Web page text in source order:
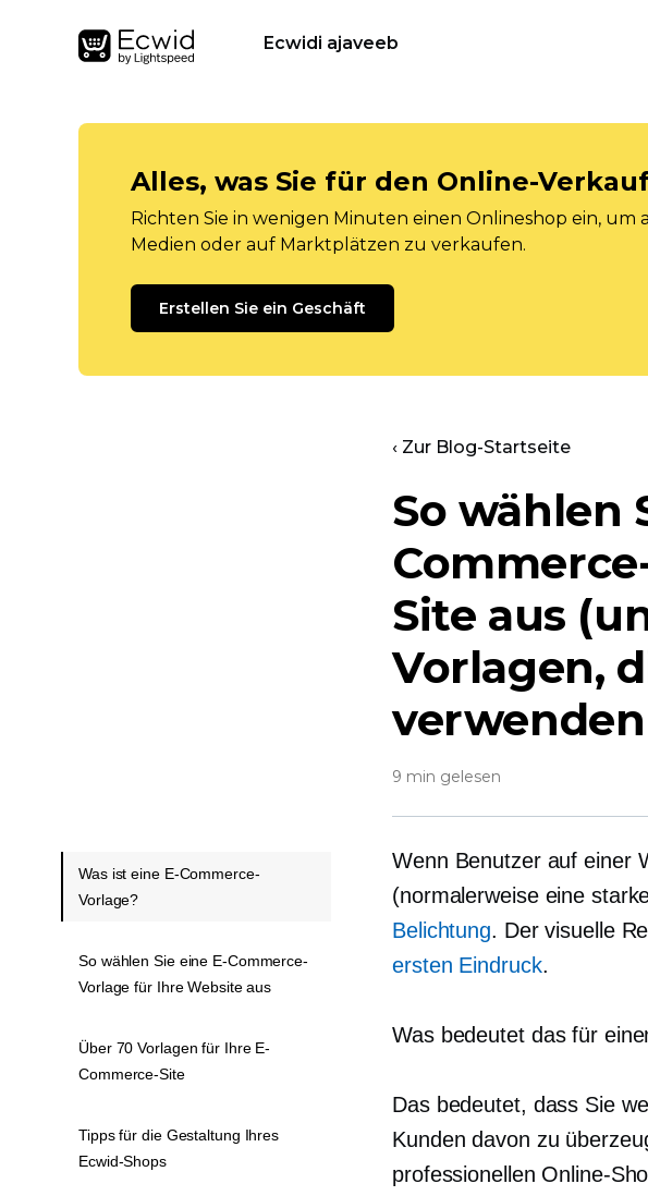
Ecwidi ajaveeb
Alles, was Sie für den Online-
Richten Sie in wenigen Minuten einen Onlineshop ein, um
Medien oder auf Marktplätzen zu verkaufen.
Erstellen Sie ein Geschäft
‹ Zur Blog-Startseite
So wählen
Site aus
Vorlagen,
9 min gelesen
Wenn Benutzer auf einer
(normalerweise eine
Belichtung. Der visuelle
ersten Eindruck.
Was bedeutet das für
Das bedeutet, dass Sie
Kunden davon zu
professionellen Online-
Was ist eine E-Commerce-
Vorlage?
So wählen Sie eine E-Commerce-
Vorlage für Ihre Website aus
Über 70 Vorlagen für Ihre E-
Commerce-Site
Tipps für die Gestaltung Ihres
Ecwid-Shops